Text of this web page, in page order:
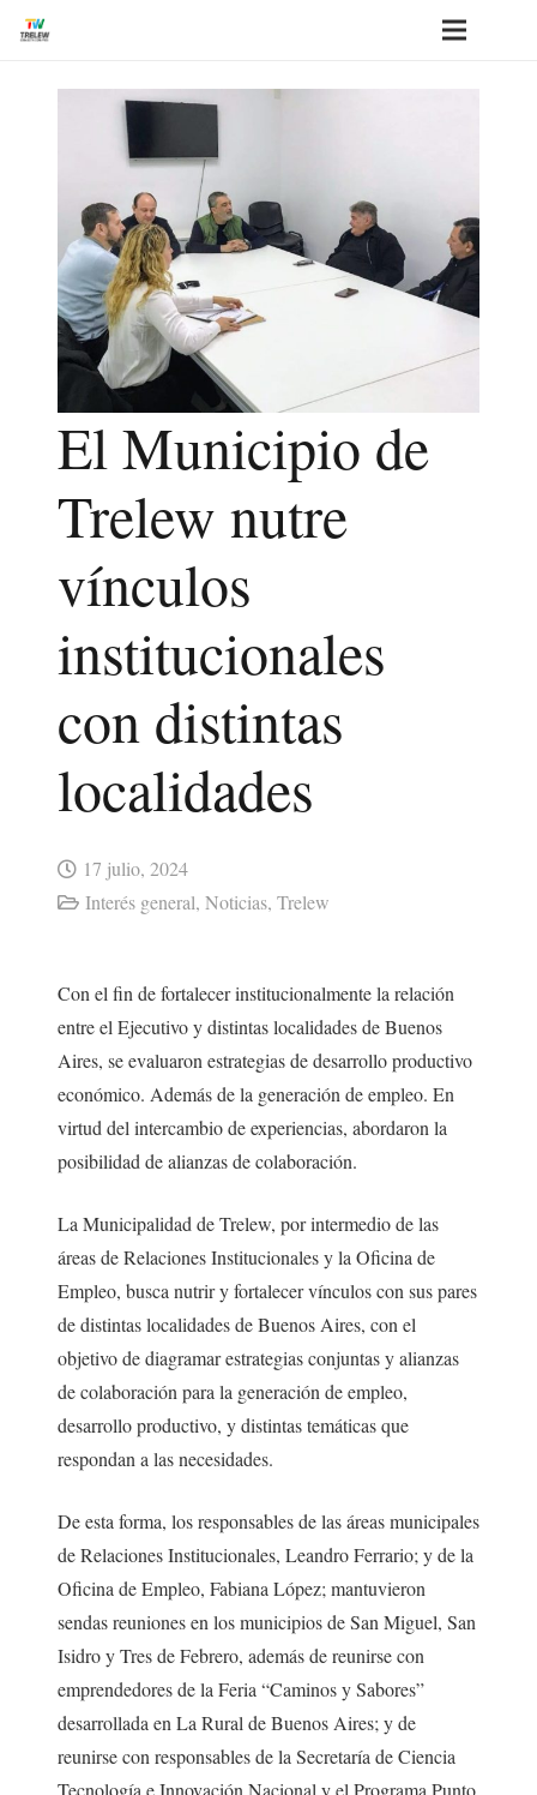
El Municipio de
Trelew nutre
vínculos
institucionales
con distintas
localidades
17 julio, 2024
Interés general, Noticias, Trelew
Con el fin de fortalecer institucionalmente la relación
entre el Ejecutivo y distintas localidades de Buenos
Aires, se evaluaron estrategias de desarrollo productivo
económico. Además de la generación de empleo. En
virtud del intercambio de experiencias, abordaron la
posibilidad de alianzas de colaboración.
La Municipalidad de Trelew, por intermedio de las
áreas de Relaciones Institucionales y la Oficina de
Empleo, busca nutrir y fortalecer vínculos con sus pares
de distintas localidades de Buenos Aires, con el
objetivo de diagramar estrategias conjuntas y alianzas
de colaboración para la generación de empleo,
desarrollo productivo, y distintas temáticas que
respondan a las necesidades.
De esta forma, los responsables de las áreas municipales
de Relaciones Institucionales, Leandro Ferrario; y de la
Oficina de Empleo, Fabiana López; mantuvieron
sendas reuniones en los municipios de San Miguel, San
Isidro y Tres de Febrero, además de reunirse con
emprendedores de la Feria “Caminos y Sabores”
desarrollada en La Rural de Buenos Aires; y de
reunirse con responsables de la Secretaría de Ciencia
Tecnología e Innovación Nacional y el Programa Punto